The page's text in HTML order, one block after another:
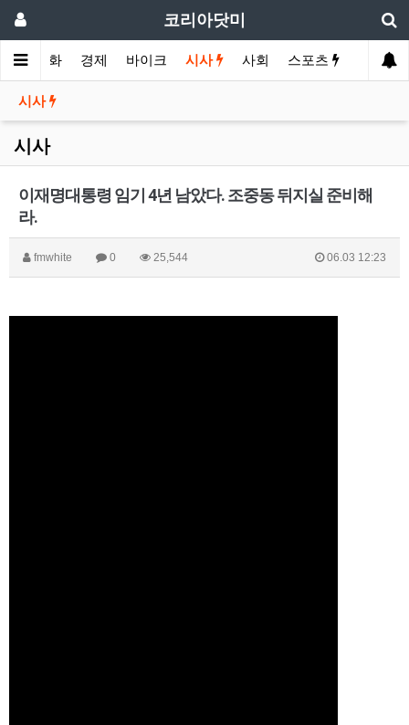
코리아닷미
인 영화 경제 바이크 시사 사회 스포츠 여행
시사
시사
이재명대통령 임기 4년 남았다. 조중동 뒤지실 준비해
라.
fmwhite 0 25,544 06.03 12:23